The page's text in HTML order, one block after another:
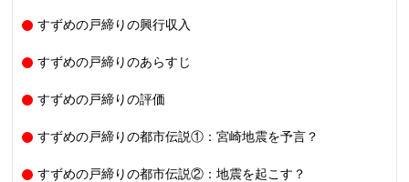
すずめの戸締りの興行収入
すずめの戸締りのあらすじ
すずめの戸締りの評価
すずめの戸締りの都市伝説①：宮崎地震を予言？
すずめの戸締りの都市伝説②：地震を起こす？